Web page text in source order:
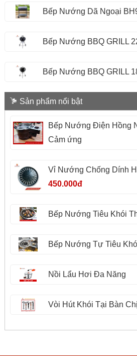
Bếp Nướng Dã Ngoại
Bếp Nướng BBQ GRILL
Bếp Nướng BBQ GRILL
Sản phẩm nổi bật
Bếp Nướng Điện Hồng
Cảm ứng
Vỉ Nướng Chống Dính
450.000đ
Bếp Nướng Tiêu Khói
Bếp Nướng Tự Tiêu
Nồi Lẩu Hơi Đa Năng
Vòi Hút Khói Tại Bàn